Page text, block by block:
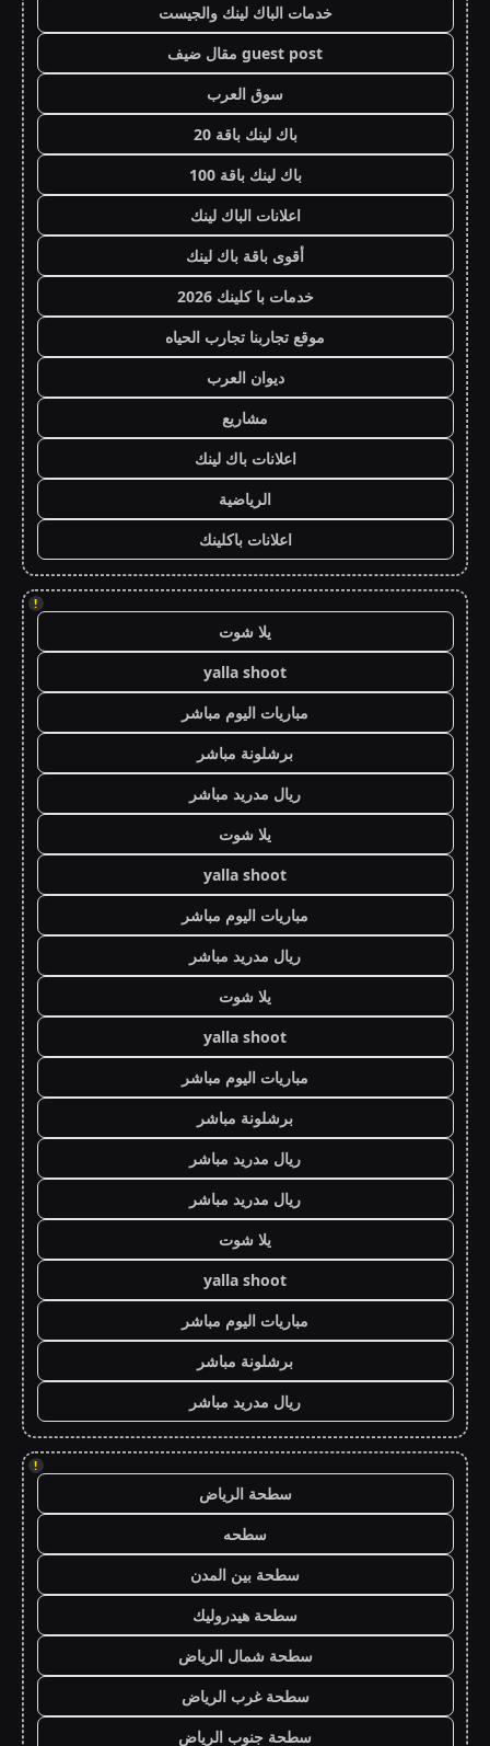
خدمات الباك لينك والجيست
guest post مقال ضيف
سوق العرب
باك لينك باقة 20
باك لينك باقة 100
اعلانات الباك لينك
أقوى باقة باك لينك
خدمات با كلينك 2026
موقع تجاربنا تجارب الحياه
ديوان العرب
مشاريع
اعلانات باك لينك
الرياضية
اعلانات باكلينك
!
يلا شوت
yalla shoot
مباريات اليوم مباشر
برشلونة مباشر
ريال مدريد مباشر
يلا شوت
yalla shoot
مباريات اليوم مباشر
ريال مدريد مباشر
يلا شوت
yalla shoot
مباريات اليوم مباشر
برشلونة مباشر
ريال مدريد مباشر
ريال مدريد مباشر
يلا شوت
yalla shoot
مباريات اليوم مباشر
برشلونة مباشر
ريال مدريد مباشر
!
سطحة الرياض
سطحه
سطحة بين المدن
سطحة هيدروليك
سطحة شمال الرياض
سطحة غرب الرياض
سطحة جنوب الرياض